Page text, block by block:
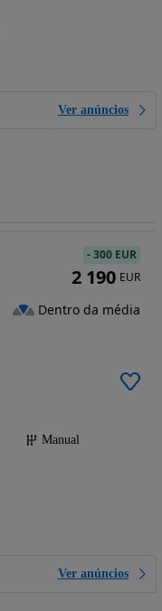
Ver anúncios
Manual
Ver anúncios
-300 EUR
2 190 EUR
Dentro da média